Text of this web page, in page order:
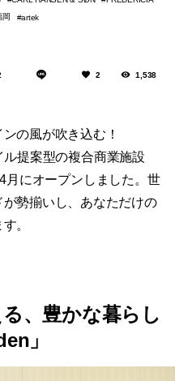
岡 artek
2 1,538
の風が吹き込む！
ル提案型の複合商業施設
月にオープンしました。世
勢揃いし、あなただけの
。
、豊かな暮らし
」